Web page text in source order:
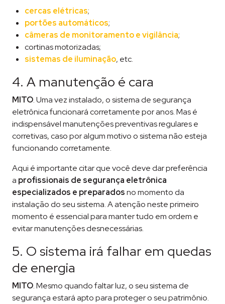
cercas elétricas;
portões automáticos;
câmeras de monitoramento e vigilância;
cortinas motorizadas;
sistemas de iluminação, etc.
4. A manutenção é cara
MITO. Uma vez instalado, o sistema de segurança
eletrônica funcionará corretamente por anos. Mas é
indispensável manutenções preventivas regulares e
corretivas, caso por algum motivo o sistema não esteja
funcionando corretamente.
Aqui é importante citar que você deve dar preferência
a profissionais de segurança eletrônica
especializados e preparadosno momento da
instalação do seu sistema. A atenção neste primeiro
momento é essencial para manter tudo em ordem e
evitar manutenções desnecessárias.
5. O sistema irá falhar em quedas
de energia
MITO. Mesmo quando faltar luz, o seu sistema de
segurança estará apto para proteger o seu patrimônio.